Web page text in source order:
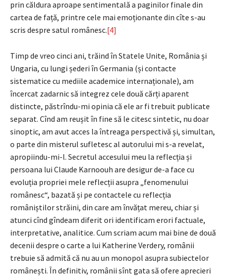
prin căldura aproape sentimentală a paginilor finale din
cartea de față, printre cele mai emoționante din cîte s-au
scris despre satul românesc.[4]
Timp de vreo cinci ani, trăind în Statele Unite, România și
Ungaria, cu lungi șederi în Germania (și contacte
sistematice cu mediile academice internaționale), am
încercat zadarnic să integrez cele două cărți aparent
distincte, păstrîndu-mi opinia că ele ar fi trebuit publicate
separat. Cînd am reușit în fine să le citesc sintetic, nu doar
sinoptic, am avut acces la întreaga perspectivă și, simultan,
o parte din misterul sufletesc al autorului mi s-a revelat,
apropiindu-mi-l. Secretul accesului meu la reflecția și
persoana lui Claude Karnoouh are desigur de-a face cu
evoluția propriei mele reflecții asupra „fenomenului
românesc“, bazată și pe contactele cu reflecția
româniștilor străini, din care am învățat mereu, chiar și
atunci cînd gîndeam diferit ori identificam erori factuale,
interpretative, analitice. Cum scriam acum mai bine de două
decenii despre o carte a lui Katherine Verdery, românii
trebuie să admită că nu au un monopol asupra subiectelor
românești. În definitiv, românii sînt gata să ofere aprecieri